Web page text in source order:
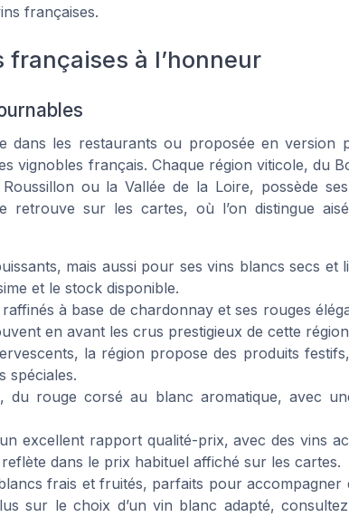
françaises.
à l’honneur
dans les restaurants ou proposée en version
vignobles français. Chaque région viticole, du
ou la Vallée de la Loire, possède
retrouve sur les cartes, où l’on distingue
mais aussi pour ses vins blancs secs et
et le stock disponible.
à base de chardonnay et ses rouges
en avant les crus prestigieux de cette
la région propose des produits
spéciales.
du rouge corsé au blanc aromatique, avec
excellent rapport qualité-prix, avec des vins
dans le prix habituel affiché sur les cartes.
frais et fruités, parfaits pour accompagner
sur le choix d’un vin blanc adapté, consultez